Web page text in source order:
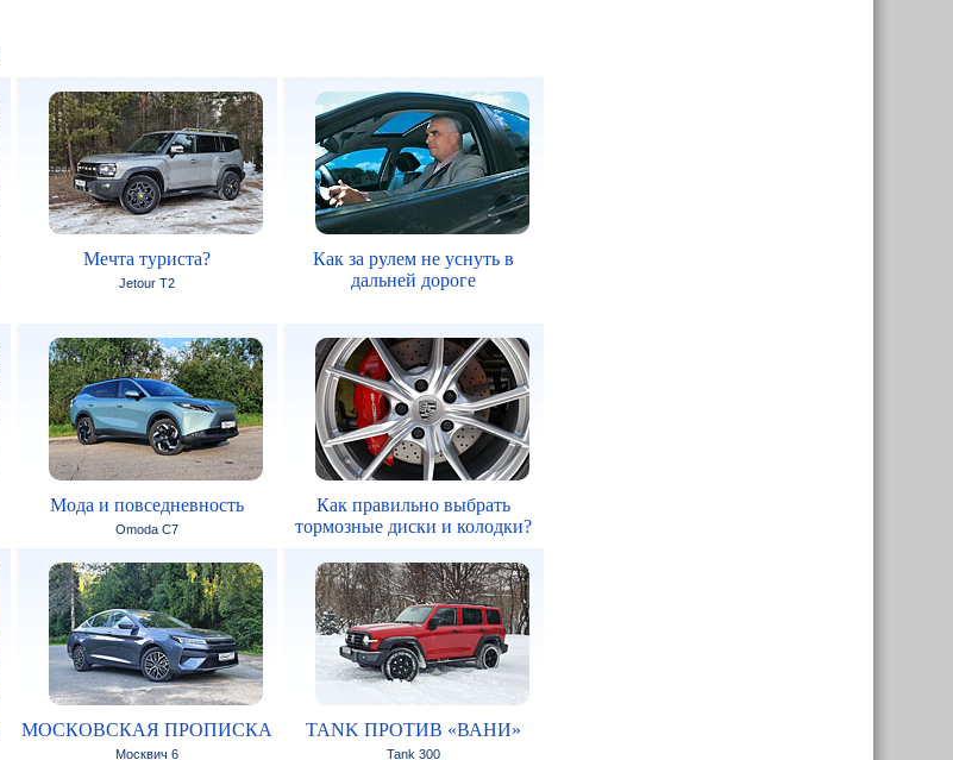
Мечта туриста?
Jetour T2
Как за рулем не уснуть в
дальней дороге
Мода и повседневность
Omoda C7
Как правильно выбрать
тормозные диски и колодки?
МОСКОВСКАЯ ПРОПИСКА
Москвич 6
TANK ПРОТИВ «ВАНИ»
Tank 300